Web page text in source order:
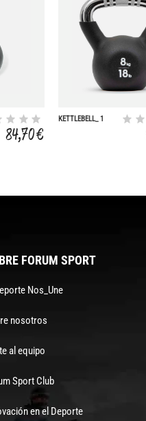
84,70 €
KETTLEBELL_ 1
FORUM SPORT
Nos_Une
nosotros
al equipo
Sport Club
en el Deporte